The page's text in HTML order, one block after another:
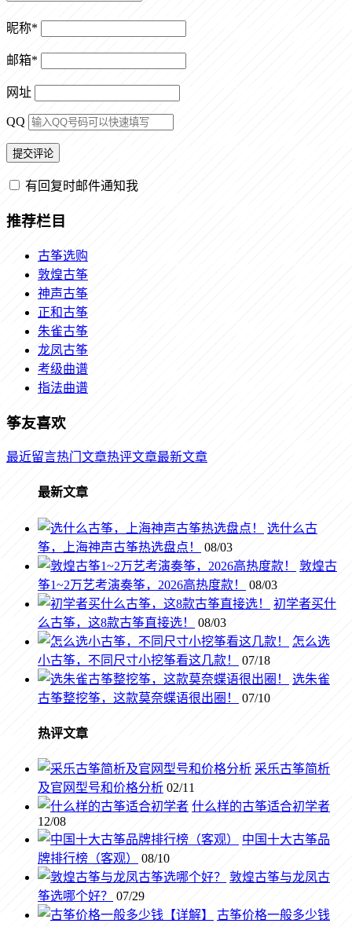
昵称*
邮箱*
网址
QQ
有回复时邮件通知我
推荐栏目
古筝选购
敦煌古筝
神声古筝
正和古筝
朱雀古筝
龙凤古筝
考级曲谱
指法曲谱
筝友喜欢
最近留言热门文章热评文章最新文章
最新文章
选什么古
筝，上海神声古筝热选盘点！
08/03
敦煌古
筝1~2万艺考演奏筝，2026高热度款！
08/03
初学者买什
么古筝，这8款古筝直接选！
08/03
怎么选
小古筝，不同尺寸小挖筝看这几款！
07/18
选朱雀
古筝整挖筝，这款莫奈蝶语很出圈！
07/10
热评文章
采乐古筝简析
及官网型号和价格分析 02/11
什么样的古筝适合初学者
12/08
中国十大古筝品
牌排行榜（客观）
08/10
敦煌古筝与龙凤古
筝选哪个好？
07/29
古筝价格一般多少钱